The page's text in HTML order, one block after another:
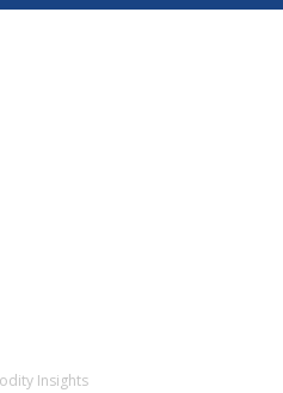
Insights